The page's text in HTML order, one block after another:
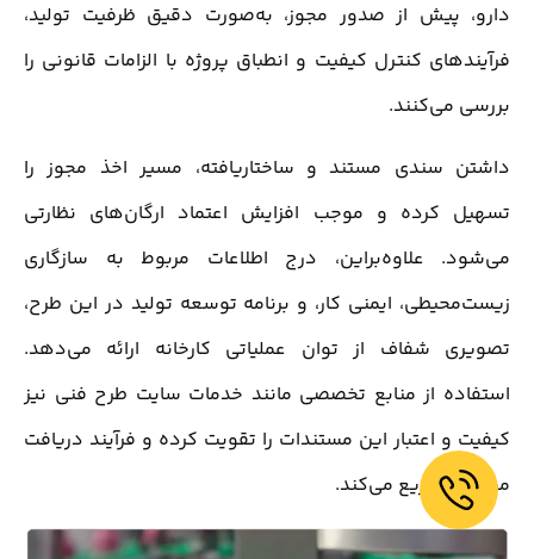
دارو، پیش از صدور مجوز، به‌صورت دقیق ظرفیت تولید،
فرآیندهای کنترل کیفیت و انطباق پروژه با الزامات قانونی را
بررسی می‌کنند.
داشتن سندی مستند و ساختاریافته، مسیر اخذ مجوز را
تسهیل کرده و موجب افزایش اعتماد ارگان‌های نظارتی
می‌شود. علاوه‌براین، درج اطلاعات مربوط به سازگاری
زیست‌محیطی، ایمنی کار، و برنامه توسعه تولید در این طرح،
تصویری شفاف از توان عملیاتی کارخانه ارائه می‌دهد.
استفاده از منابع تخصصی مانند خدمات سایت طرح فنی نیز
کیفیت و اعتبار این مستندات را تقویت کرده و فرآیند دریافت
مجوز را تسریع می‌کند.